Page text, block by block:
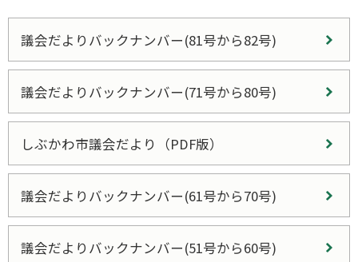
議会だよりバックナンバー(81号から82号)
議会だよりバックナンバー(71号から80号)
しぶかわ市議会だより（PDF版）
議会だよりバックナンバー(61号から70号)
議会だよりバックナンバー(51号から60号)